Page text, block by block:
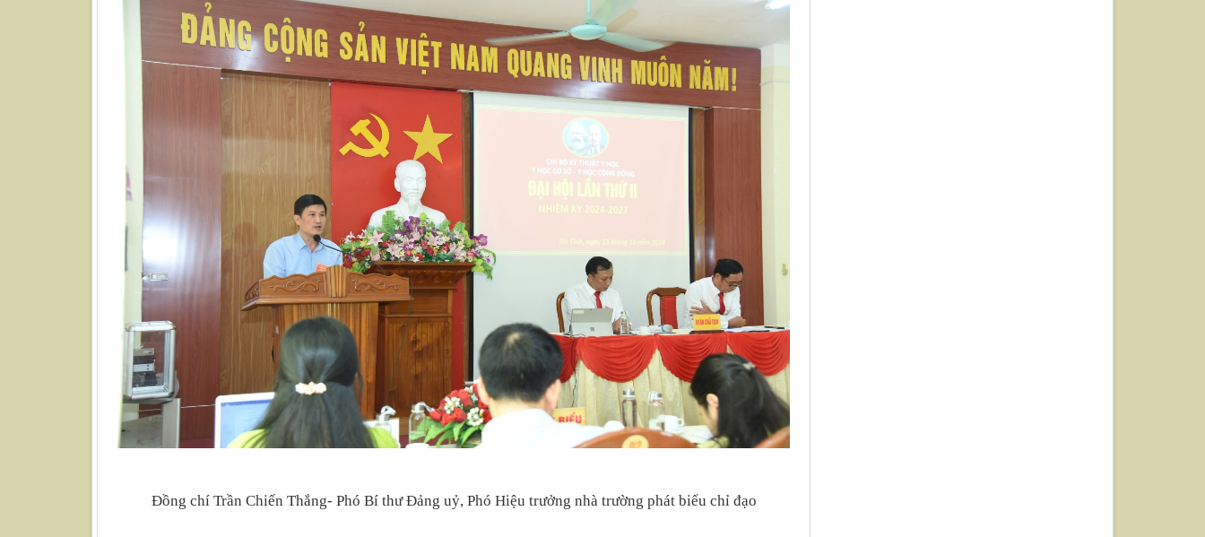
Đồng chí Trần Chiến Thắng- Phó Bí thư Đảng uỷ, Phó Hiệu trưởng nhà trường phát biểu chỉ đạo